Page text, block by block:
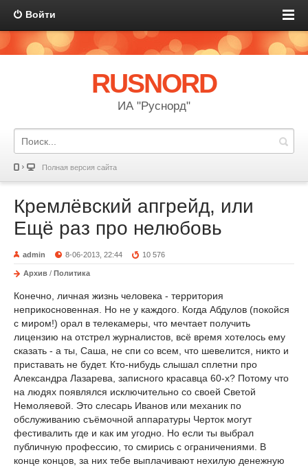
Войти
RUSNORD
ИА "Руснорд"
Полная версия сайта
Кремлёвский апгрейд, или
Ещё раз про нелюбовь
admin 8-06-2013, 22:44 10 576
Архив / Политика
Конечно, личная жизнь человека - территория
неприкосновенная. Но не у каждого. Когда Абдулов (покойся
с миром!) орал в телекамеры, что мечтает получить
лицензию на отстрел журналистов, всё время хотелось ему
сказать - а ты, Саша, не спи со всем, что шевелится, никто и
приставать не будет. Кто-нибудь слышал сплетни про
Александра Лазарева, записного красавца 60-х? Потому что
на людях появлялся исключительно со своей Светой
Немоляевой. Это слесарь Иванов или механик по
обслуживанию съёмочной аппаратуры Черток могут
фестивалить где и как им угодно. Но если ты выбрал
публичную профессию, то смирись с ограничениями. В
конце концов, за них тебе выплачивают нехилую денежную